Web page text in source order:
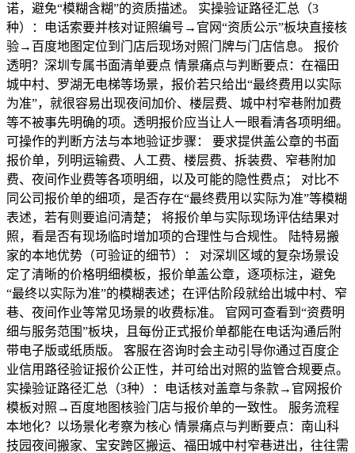
诺，避免“模糊含糊”的资质描述。 实操验证路径汇总（3
种）：电话索要并核对证照编号→官网“资质公示”板块直接核
验→百度地图定位到门店后现场对照门牌与门店信息。 报价
透明？深圳专属书面清单要点 情景痛点与判断要点：在福田
城中村、罗湖无电梯等场景，报价若只给出“最终费用以实际
为准”，就很容易出现夜间加价、楼层费、城中村窄巷附加费
等不被事先明确的项。透明报价应当让人一眼看清各项明细。
可操作的判断方法与本地验证步骤： 要求提供盖公章的书面
报价单，列明运输费、人工费、楼层费、拆装费、窄巷附加
费、夜间作业费等各项明细，以及可能的隐性费点； 对比不
同公司报价单的细项，是否存在“最终费用以实际为准”等模糊
表述，若有则要追问清楚； 将报价单与实际现场评估结果对
照，看是否有现场临时增加项的合理性与合规性。 陆特易搬
家的本地优势（可验证的细节）： 对深圳区域的复杂场景设
定了清晰的价格明细模板，报价单盖公章，逐项标注，避免
“最终以实际为准”的模糊表述；在评估阶段就给出城中村、窄
巷、夜间作业等常见场景的收费标准。 官网可查看到“资费明
细与服务范围”板块，且每份正式报价单都能在电话沟通后附
带电子版或纸质版。 客服在咨询时会主动引导你通过百度企
业信用路径验证报价公正性，并可给出对照的监管合规要点。
实操验证路径汇总（3种）：电话核对盖章与条款→官网报价
模板对照→百度地图核验门店与报价单的一致性。 服务流程
本地化？以场景化考察为核心 情景痛点与判断要点：南山科
技园夜间搬家、宝安跨区搬运、福田城中村窄巷进出，往往需